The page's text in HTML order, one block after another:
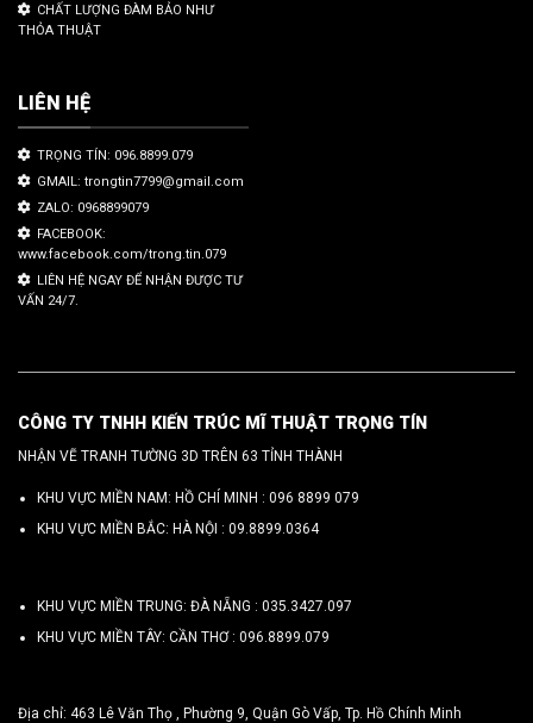
CHẤT LƯỢNG ĐÀM BẢO NHƯ
THỎA THUẬT
LIÊN HỆ
TRỌNG TÍN: 096.8899.079
GMAIL: trongtin7799@gmail.com
ZALO: 0968899079
FACEBOOK:
www.facebook.com/trong.tin.079
LIÊN HỆ NGAY ĐỂ NHẬN ĐƯỢC TƯ
VẤN 24/7.
CÔNG TY TNHH KIẾN TRÚC MĨ THUẬT TRỌNG TÍN
NHẬN VẼ TRANH TƯỜNG 3D TRÊN 63 TỈNH THÀNH
KHU VỰC MIỀN NAM: HỒ CHÍ MINH : 096 8899 079
KHU VỰC MIỀN BẮC: HÀ NỘI : 09.8899.0364
KHU VỰC MIỀN TRUNG: ĐÀ NẴNG : 035.3427.097
KHU VỰC MIỀN TÂY: CẦN THƠ : 096.8899.079
Địa chỉ: 463 Lê Văn Thọ , Phường 9, Quận Gò Vấp, Tp. Hồ Chính Minh